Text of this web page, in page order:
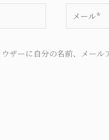
ー
ザーに自分の名前、メール